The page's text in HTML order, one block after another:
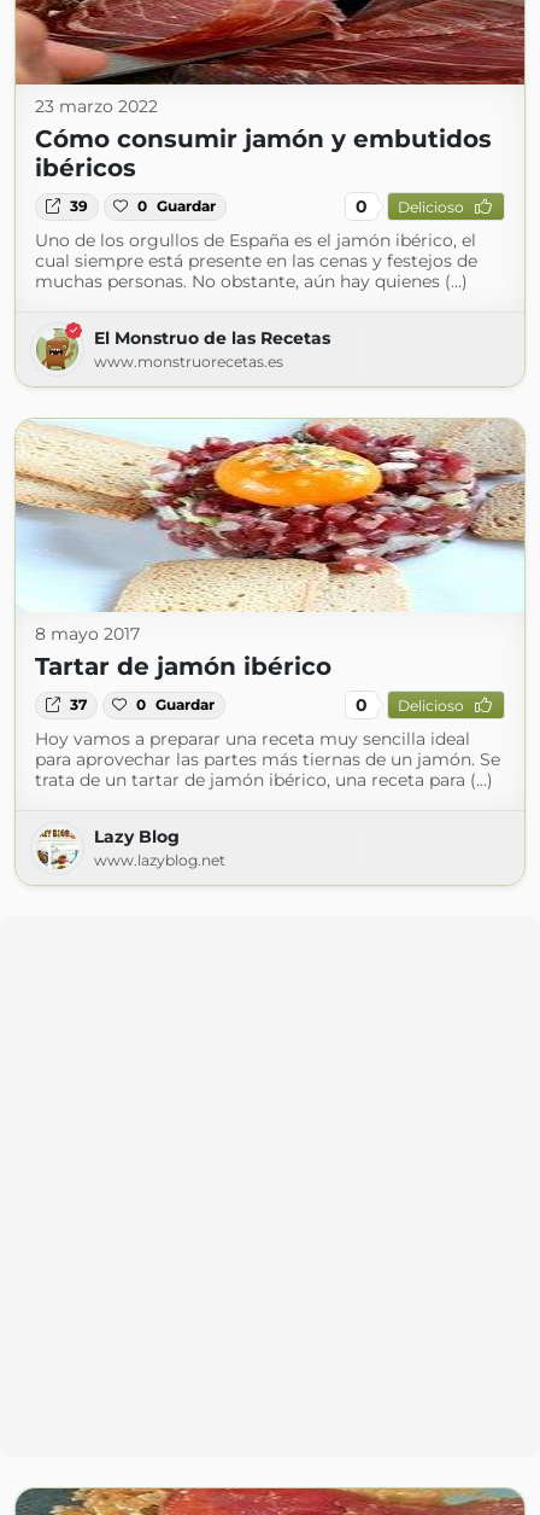
23 marzo 2022
Cómo consumir jamón y embutidos
ibéricos
39 0 Guardar 0 Delicioso
Uno de los orgullos de España es el jamón ibérico, el
cual siempre está presente en las cenas y festejos de
muchas personas. No obstante, aún hay quienes (...)
El Monstruo de las Recetas
www.monstruorecetas.es
8 mayo 2017
Tartar de jamón ibérico
37 0 Guardar 0 Delicioso
Hoy vamos a preparar una receta muy sencilla ideal
para aprovechar las partes más tiernas de un jamón. Se
trata de un tartar de jamón ibérico, una receta para (...)
Lazy Blog
www.lazyblog.net